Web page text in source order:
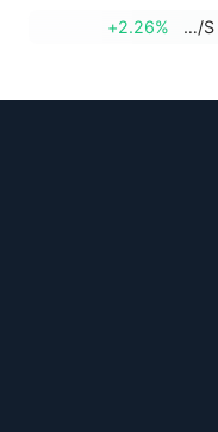
Evaxion A/S Sponsored ADR
+2.26%